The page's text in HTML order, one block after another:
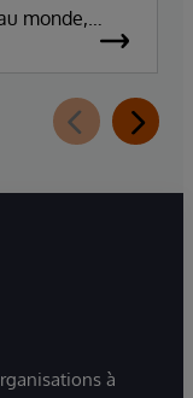
monde,
générale
Data Studio
aide les
langage
à